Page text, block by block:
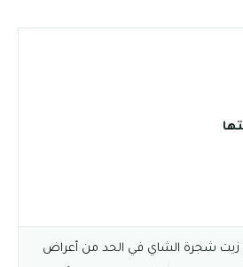
شجرة الشاي في الحد من أعراض